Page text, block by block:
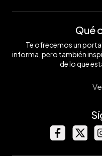
Qué
Te ofrecemos un
informa, pero también
de lo que